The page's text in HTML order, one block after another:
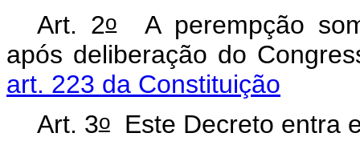
Art. 2oA perempção
após deliberação do
art. 223 da Constituição
Art. 3oEste Decreto entra